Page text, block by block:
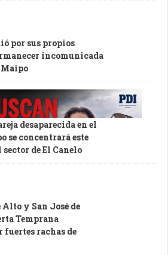
por sus propios
incomunicada
Maipo
desaparecida en el
se concentrará este
de El Canelo
y San José de
Temprana
rachas de